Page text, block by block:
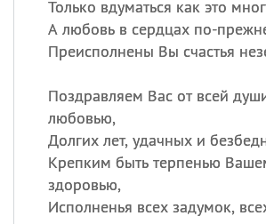
Только вдуматься как это
А любовь в сердцах по-
Преисполнены Вы счастья
Поздравляем Вас от всей
любовью,
Долгих лет, удачных и
Крепким быть терпенью
здоровью,
Исполненья всех задумок,